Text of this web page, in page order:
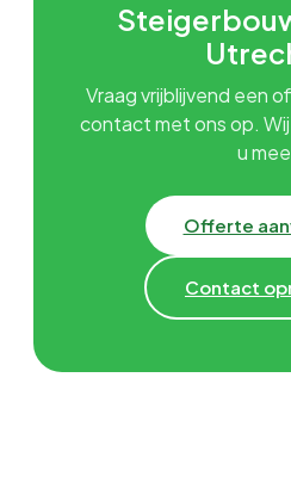
Vraag vrijblijvend een
contact met ons op.
u
Offerte
Contact